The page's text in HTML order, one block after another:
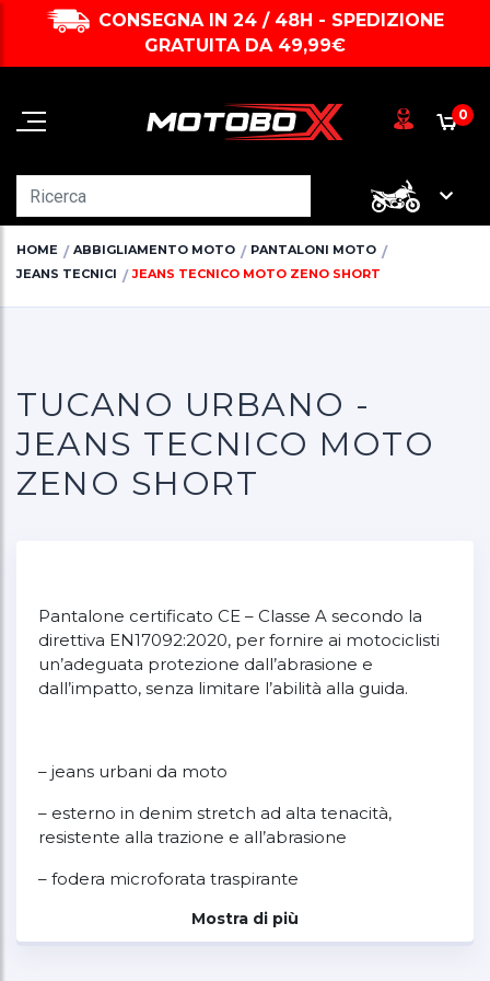
CONSEGNA IN 24 / 48H - SPEDIZIONE
GRATUITA DA 49,99€
0
HOME ABBIGLIAMENTO MOTO
PANTALONI MOTO
JEANS TECNICI
JEANS TECNICO MOTO ZENO SHORT
TUCANO URBANO -
JEANS TECNICO MOTO
ZENO SHORT
Pantalone certificato CE – Classe A secondo la
direttiva EN17092:2020, per fornire ai motociclisti
un’adeguata protezione dall’abrasione e
dall’impatto, senza limitare l’abilità alla guida.
– jeans urbani da moto
– esterno in denim stretch ad alta tenacità,
resistente alla trazione e all’abrasione
– fodera microforata traspirante
– costruzione ergonomica del ginocchio
Mostra di più